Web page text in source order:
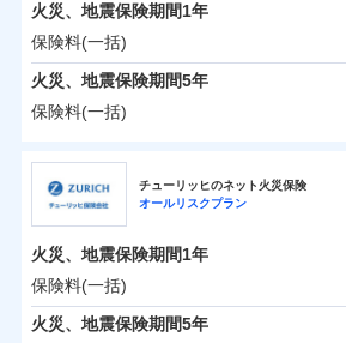
POINT01 保険料（一括）内訳
火災 1年
家財 23,034
火災、地震保険期間1年
保険料(一括)
火災、地震保険期間5年
保険料(一括)
日新火災海上保険株式会社
日新火災海上保険株式会社のお
POINT01 保険料（一括）内訳
火災 1年
チューリッヒのネット火災保険
オールリスクプラン
火災、地震保険期間1年
保険料(一括)
火災、地震保険期間5年